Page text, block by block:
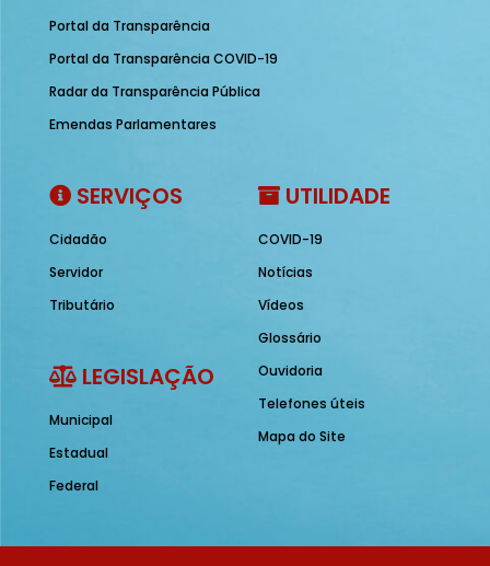
Portal da Transparência
Portal da Transparência COVID-19
Radar da Transparência Pública
Emendas Parlamentares
SERVIÇOS
Cidadão
Servidor
Tributário
LEGISLAÇÃO
Municipal
Estadual
Federal
UTILIDADE
COVID-19
Notícias
Vídeos
Glossário
Ouvidoria
Telefones úteis
Mapa do Site